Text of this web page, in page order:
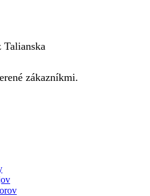
Talianska
zákazníkmi.